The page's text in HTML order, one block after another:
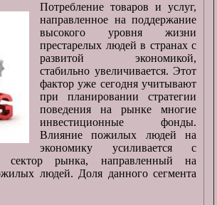
Потребление товаров и услуг,
направленное на поддержание
высокого уровня жизни
престарелых людей в странах с
развитой экономикой,
стабильно увеличивается. Этот
фактор уже сегодня учитывают
при планировании стратегии
поведения на рынке многие
инвестиционные фонды.
Влияние пожилых людей на
экономику усиливается с
рынка, направленный на
людей. Доля данного сегмента